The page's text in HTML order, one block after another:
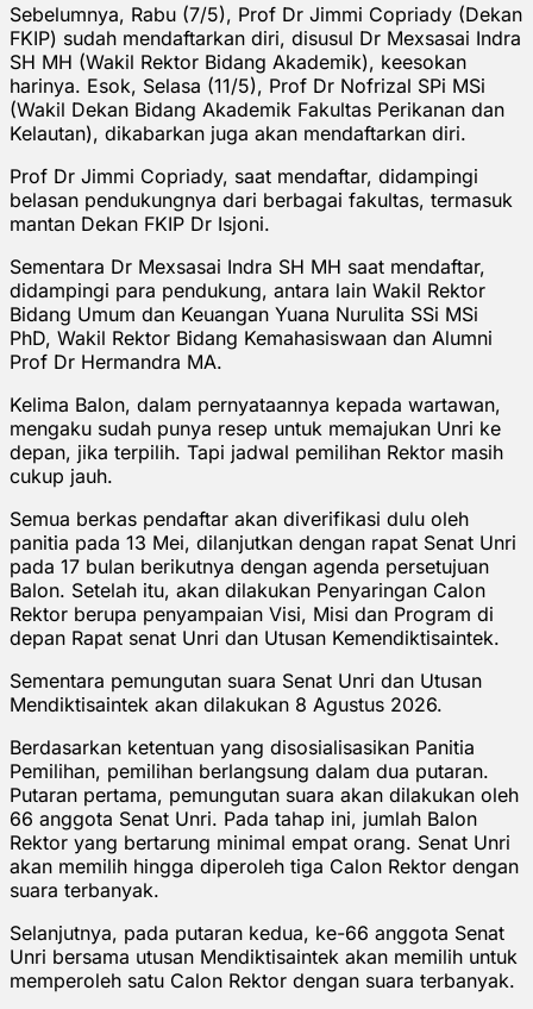
Sebelumnya, Rabu (7/5), Prof Dr Jimmi Copriady (Dekan
FKIP) sudah mendaftarkan diri, disusul Dr Mexsasai Indra
SH MH (Wakil Rektor Bidang Akademik), keesokan
harinya. Esok, Selasa (11/5), Prof Dr Nofrizal SPi MSi
(Wakil Dekan Bidang Akademik Fakultas Perikanan dan
Kelautan), dikabarkan juga akan mendaftarkan diri.
Prof Dr Jimmi Copriady, saat mendaftar, didampingi
belasan pendukungnya dari berbagai fakultas, termasuk
mantan Dekan FKIP Dr Isjoni.
Sementara Dr Mexsasai Indra SH MH saat mendaftar,
didampingi para pendukung, antara lain Wakil Rektor
Bidang Umum dan Keuangan Yuana Nurulita SSi MSi
PhD, Wakil Rektor Bidang Kemahasiswaan dan Alumni
Prof Dr Hermandra MA.
Kelima Balon, dalam pernyataannya kepada wartawan,
mengaku sudah punya resep untuk memajukan Unri ke
depan, jika terpilih. Tapi jadwal pemilihan Rektor masih
cukup jauh.
Semua berkas pendaftar akan diverifikasi dulu oleh
panitia pada 13 Mei, dilanjutkan dengan rapat Senat Unri
pada 17 bulan berikutnya dengan agenda persetujuan
Balon. Setelah itu, akan dilakukan Penyaringan Calon
Rektor berupa penyampaian Visi, Misi dan Program di
depan Rapat senat Unri dan Utusan Kemendiktisaintek.
Sementara pemungutan suara Senat Unri dan Utusan
Mendiktisaintek akan dilakukan 8 Agustus 2026.
Berdasarkan ketentuan yang disosialisasikan Panitia
Pemilihan, pemilihan berlangsung dalam dua putaran.
Putaran pertama, pemungutan suara akan dilakukan oleh
66 anggota Senat Unri. Pada tahap ini, jumlah Balon
Rektor yang bertarung minimal empat orang. Senat Unri
akan memilih hingga diperoleh tiga Calon Rektor dengan
suara terbanyak.
Selanjutnya, pada putaran kedua, ke-66 anggota Senat
Unri bersama utusan Mendiktisaintek akan memilih untuk
memperoleh satu Calon Rektor dengan suara terbanyak.